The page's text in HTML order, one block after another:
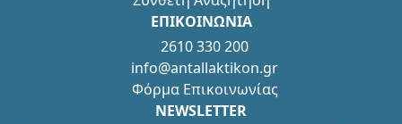
ΕΠΙΚΟΙΝΩΝΙΑ
2610 330 200
info@antallaktikon.gr
Φόρμα Επικοινωνίας
NEWSLETTER